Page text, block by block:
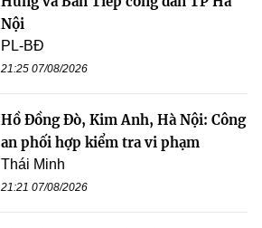
Nội
PL-BĐ
21:25 07/08/2026
Hồ Đồng Đò, Kim Anh, Hà Nội: Công
an phối hợp kiểm tra vi phạm
Thái Minh
21:21 07/08/2026